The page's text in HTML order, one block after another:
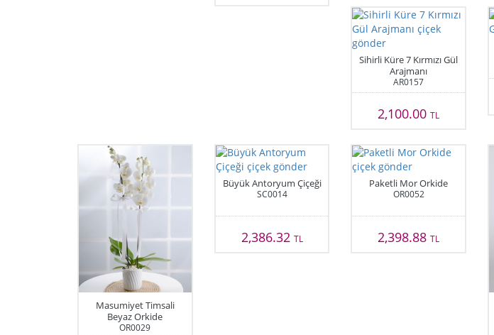
Sihirli Küre 7 Kırmızı Gül
Arajmanı
AR0157
2,100.00TL
Masumiyet Timsali
Beyaz Orkide
OR0029
Büyük Antoryum Çiçeği
SC0014
2,386.32 TL
Paketli Mor Orkide
OR0052
2,398.88TL